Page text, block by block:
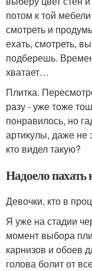
потом к той
смотреть и
ехать, смотреть,
подберешь.
хватает…
Плитка.
разу - уже тоже
понравилось, но
артикулы, даже не
кто видел такую?
Надоело пахать
Девочки, кто в
Я уже на стадии
момент выбора
карнизов и обоев
голова болит от